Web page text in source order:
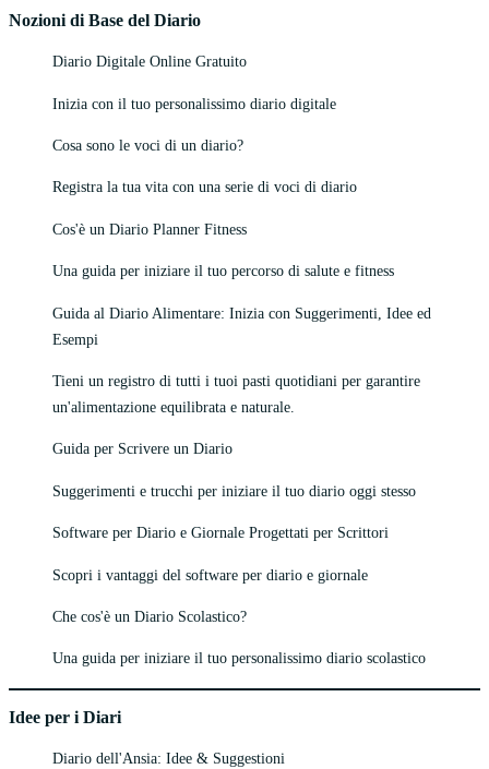
Nozioni di Base del Diario
Diario Digitale Online Gratuito
Inizia con il tuo personalissimo diario digitale
Cosa sono le voci di un diario?
Registra la tua vita con una serie di voci di diario
Cos'è un Diario Planner Fitness
Una guida per iniziare il tuo percorso di salute e fitness
Guida al Diario Alimentare: Inizia con Suggerimenti, Idee ed
Esempi
Tieni un registro di tutti i tuoi pasti quotidiani per garantire
un'alimentazione equilibrata e naturale.
Guida per Scrivere un Diario
Suggerimenti e trucchi per iniziare il tuo diario oggi stesso
Software per Diario e Giornale Progettati per Scrittori
Scopri i vantaggi del software per diario e giornale
Che cos'è un Diario Scolastico?
Una guida per iniziare il tuo personalissimo diario scolastico
Idee per i Diari
Diario dell'Ansia: Idee & Suggestioni